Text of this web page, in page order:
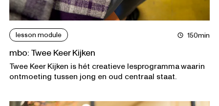
lesson module 150min
mbo: Twee Keer Kijken
Twee Keer Kijken is hét creatieve lesprogramma waarin
ontmoeting tussen jong en oud centraal staat.